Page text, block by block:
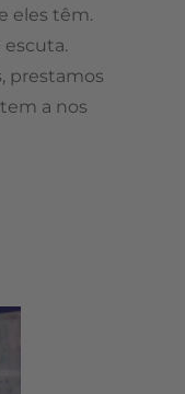
eles têm.
escuta.
prestamos
a nos